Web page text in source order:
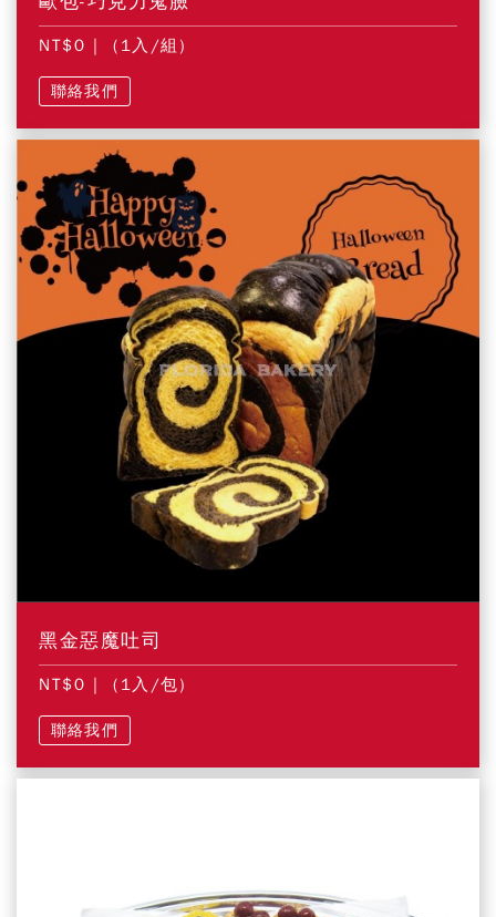
NT$0 | (1入/組)
聯絡我們
黑金惡魔吐司
NT$0 | (1入/包)
聯絡我們